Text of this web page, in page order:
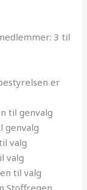
3 til
er
til genvalg
genvalg
valg
valg
til valg